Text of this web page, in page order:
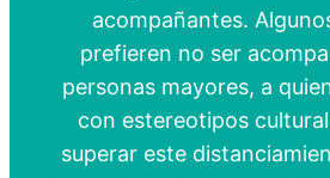
acompañantes.
prefieren no ser
personas mayores, a
con estereotipos
superar este